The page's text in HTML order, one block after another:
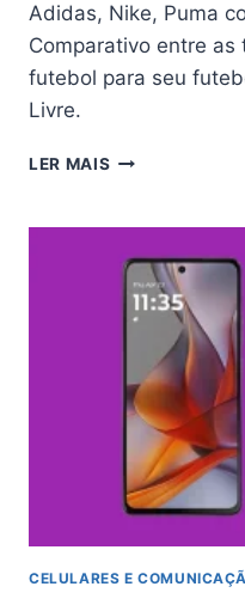
Adidas, Nike, Puma
Comparativo entre
futebol para seu
Livre.
LER MAIS TOP
DE
FUTEBOL
COM
DESCONTO
MERCADO
LIVRE
CELULARES E